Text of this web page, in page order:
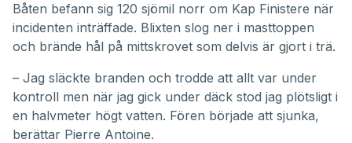
Båten befann sig 120 sjömil norr om Kap Finistere när
incidenten inträffade. Blixten slog ner i masttoppen
och brände hål på mittskrovet som delvis är gjort i trä.
– Jag släckte branden och trodde att allt var under
kontroll men när jag gick under däck stod jag plötsligt i
en halvmeter högt vatten. Fören började att sjunka,
berättar Pierre Antoine.